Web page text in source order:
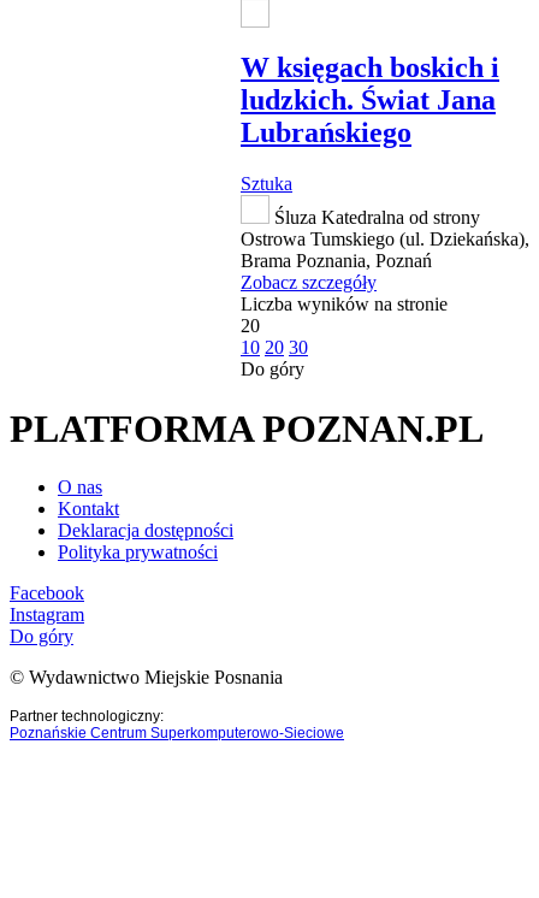
W księgach boskich i
ludzkich. Świat Jana
Lubrańskiego
Sztuka
Śluza Katedralna od strony
Ostrowa Tumskiego (ul. Dziekańska),
Brama Poznania, Poznań
Zobacz szczegóły
Liczba wyników na stronie
20
10 20 30
Do góry
PLATFORMA POZNAN.PL
O nas
Kontakt
Deklaracja dostępności
Polityka prywatności
Facebook
Instagram
Do góry
© Wydawnictwo Miejskie Posnania
Partner technologiczny:
Poznańskie Centrum Superkomputerowo-Sieciowe